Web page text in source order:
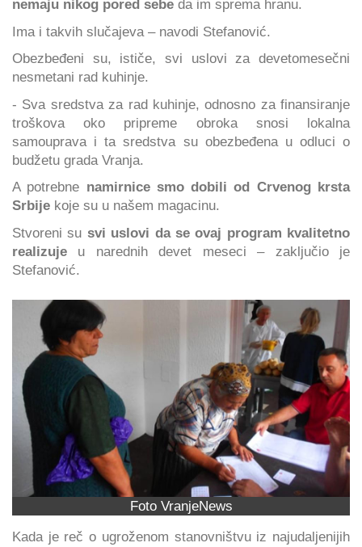
nemaju nikog pored sebe da im sprema hranu.
Ima i takvih slučajeva – navodi Stefanović.
Obezbeđeni su, ističe, svi uslovi za devetomesečni
nesmetani rad kuhinje.
- Sva sredstva za rad kuhinje, odnosno za finansiranje
troškova oko pripreme obroka snosi lokalna
samouprava i ta sredstva su obezbeđena u odluci o
budžetu grada Vranja.
A potrebne namirnice smo dobili od Crvenog krsta
Srbije koje su u našem magacinu.
Stvoreni su svi uslovi da se ovaj program kvalitetno
realizuje u narednih devet meseci – zaključio je
Stefanović.
Foto VranjeNews
Kada je reč o ugroženom stanovništvu iz najudaljenijih